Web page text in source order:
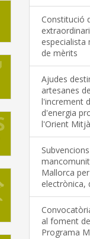
Constitució
especialista
de mèrits
Ajudes
artesanes
l'increment
d'energia
l'Orient
Mallorca
electrònica,
al foment
Programa